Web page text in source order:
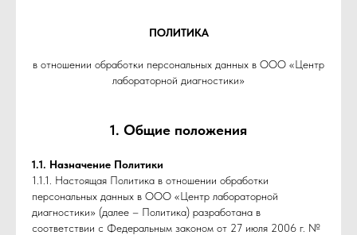
ПОЛИТИКА
в отношении обработки персональных данных в ООО «Центр
лабораторной диагностики»
1. Общие положения
1.1. Назначение Политики
1.1.1. Настоящая Политика в отношении обработки
персональных данных в ООО «Центр лабораторной
диагностики» (далее – Политика) разработана в
соответствии с Федеральным законом от 27 июля 2006 г. №